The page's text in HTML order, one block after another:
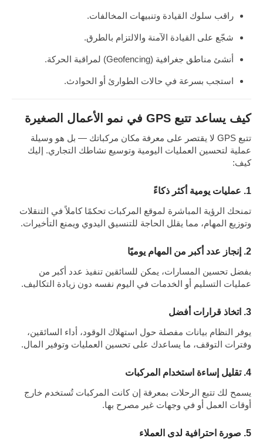
راقب سلوك القيادة وتنبيهات المخالفات.
شجّع على القيادة الآمنة والالتزام بالطرق.
أنشئ مناطق جغرافية (Geofencing) لمراقبة الحركة.
استجب بسرعة في حالات الطوارئ أو الحوادث.
كيف يساعد تتبع GPS في نمو الأعمال الصغيرة
تتبع GPS لا يقتصر على معرفة مكان مركباتك — بل هو وسيلة
عملية لتحسين العمليات اليومية وتوسيع نشاطك التجاري. إليك
كيف:
1. عمليات يومية أكثر ذكاءً
تمنحك الرؤية المباشرة لموقع المركبات تحكمًا كاملاً في التنقلات
وتوزيع المهام، مما يقلل الحاجة للتنسيق اليدوي ويمنع التأخيرات.
2. إنجاز عدد أكبر من المهام يوميًا
بفضل تحسين المسارات، يمكن للسائقين تنفيذ عدد أكبر من
عمليات التسليم أو الخدمات في اليوم نفسه دون زيادة التكاليف.
3. اتخاذ قرارات أفضل
يوفر النظام بيانات مفصلة حول استهلاك الوقود، أداء السائقين،
وفترات التوقف، ما يساعدك على تحسين العمليات وتوفير المال.
4. تقليل إساءة استخدام المركبات
يسمح لك تتبع الرحلات بمعرفة إن كانت المركبات تُستخدم خارج
أوقات العمل أو في وجهات غير مصرح بها.
5. صورة احترافية لدى العملاء